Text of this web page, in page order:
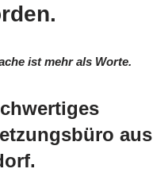
ist mehr als Worte.
aus